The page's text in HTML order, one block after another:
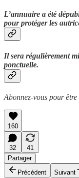
L’annuaire a été
pour protéger les
Il sera régulièrement
ponctuelle.
Abonnez-vous pour être
160
32
41
Partager
Précédent
Suivant